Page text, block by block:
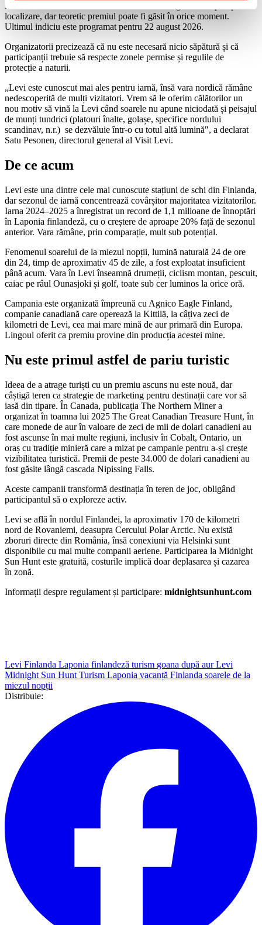
servicii din zonă. Fiecare indiciu nou aduce lingoul mai aproape de
localizare, dar teoretic premiul poate fi găsit în orice moment.
Ultimul indiciu este programat pentru 22 august 2026.
Organizatorii precizează că nu este necesară nicio săpătură și că
participanții trebuie să respecte zonele permise și regulile de
protecție a naturii.
„Levi este cunoscut mai ales pentru iarnă, însă vara nordică rămâne
nedescoperită de mulți vizitatori. Vrem să le oferim călătorilor un
nou motiv să vină la Levi când soarele nu apune niciodată și peisajul
de munți tundrici (platouri înalte, golașe, specifice nordului
scandinav, n.r.) se dezvăluie într-o cu totul altă lumină", a declarat
Satu Pesonen, directorul general al Visit Levi.
De ce acum
Levi este una dintre cele mai cunoscute stațiuni de schi din Finlanda,
dar sezonul de iarnă concentrează covârșitor majoritatea vizitatorilor.
Iarna 2024–2025 a înregistrat un record de 1,1 milioane de înnoptări
în Laponia finlandeză, cu o creștere de aproape 20% față de sezonul
anterior. Vara rămâne, prin comparație, mult sub potențial.
Fenomenul soarelui de la miezul nopții, lumină naturală 24 de ore
din 24, timp de aproximativ 45 de zile, a fost exploatat insuficient
până acum. Vara în Levi înseamnă drumeții, ciclism montan, pescuit,
caiac pe râul Ounasjoki și golf, toate sub cer luminos la orice oră.
Campania este organizată împreună cu Agnico Eagle Finland,
companie canadiană care operează la Kittilä, la câțiva zeci de
kilometri de Levi, cea mai mare mină de aur primară din Europa.
Lingoul oferit ca premiu provine din producția acestei mine.
Nu este primul astfel de pariu turistic
Ideea de a atrage turiști cu un premiu ascuns nu este nouă, dar
câștigă teren ca strategie de marketing pentru destinații care vor să
iasă din tipare. În Canada, publicația The Northern Miner a
organizat în toamna lui 2025 The Great Canadian Treasure Hunt, în
care monede de aur în valoare de zeci de mii de dolari canadieni au
fost ascunse în mai multe regiuni, inclusiv în Cobalt, Ontario, un
oraș cu tradiție minieră care a mizat pe campanie pentru a-și crește
vizibilitatea turistică. Premii de peste 34.000 de dolari canadieni au
fost găsite lângă cascada Nipissing Falls.
Aceste campanii transformă destinația în teren de joc, obligând
participantul să o exploreze activ.
Levi se află în nordul Finlandei, la aproximativ 170 de kilometri
nord de Rovaniemi, deasupra Cercului Polar Arctic. Nu există
zboruri directe din România, însă conexiuni via Helsinki sunt
disponibile cu mai multe companii aeriene. Participarea la Midnight
Sun Hunt este gratuită, costurile implică doar deplasarea și cazarea
în zonă.
Informații despre regulament și participare: midnightsunhunt.com
Levi Finlanda Laponia finlandeză turism goana după aur Levi
Midnight Sun Hunt Turism Laponia vacanță Finlanda soarele de la
miezul nopții
Distribuie: